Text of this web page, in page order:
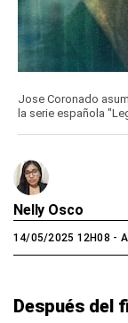
Jose Coronado
la serie española
Nelly Osco
14/05/2025 12H08 -
Después del